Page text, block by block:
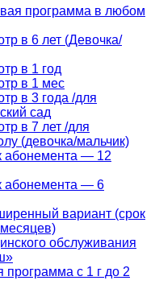
программа в любом
в 6 лет (Девочка/
в 1 год
в 1 мес
в 3 года /для
сад
в 7 лет /для
(девочка/мальчик)
абонемента — 12
абонемента — 6
вариант (срок
обслуживания
программа с 1 г до 2